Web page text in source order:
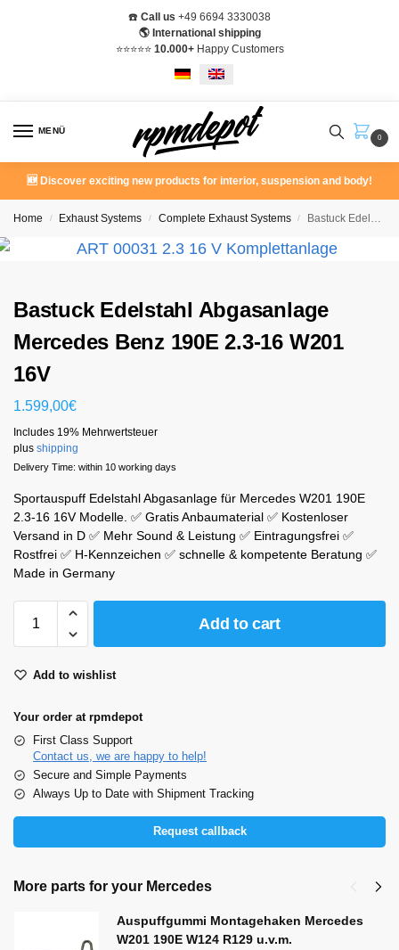
☎️ Call us +49 6694 3330038
🌎 International shipping
⭐️⭐️⭐️⭐️⭐️ 10.000+Happy Customers
MENÜ
0
🆕 Discover exciting new products for interior, suspension and body!
Home / Exhaust Systems / Complete Exhaust Systems / Bastuck Edelstahl Abgasanlage Mercedes Benz 190E 2.3-16 W201 16V
Bastuck Edelstahl Abgasanlage
Mercedes Benz 190E 2.3-16 W201
16V
1.599,00€
Includes 19% Mehrwertsteuer
plus shipping
Delivery Time: within 10 working days
Sportauspuff Edelstahl Abgasanlage für Mercedes W201 190E
2.3-16 16V Modelle. ✅ Gratis Anbaumaterial ✅ Kostenloser
Versand in D ✅ Mehr Sound & Leistung ✅ Eintragungsfrei ✅
Rostfrei ✅ H-Kennzeichen ✅ schnelle & kompetente Beratung ✅
Made in Germany
Add to cart
Add to wishlist
Your order at rpmdepot
First Class Support
Contact us, we are happy to help!
Secure and Simple Payments
Always Up to Date with Shipment Tracking
Request callback
More parts for your Mercedes
Auspuffgummi Montagehaken Mercedes
W201 190E W124 R129 u.v.m.